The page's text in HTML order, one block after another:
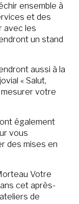
ensemble à
et des
avec les
un stand
aussi à la
« Salut,
votre
également
vous
des mises en
Votre
cet après-
de